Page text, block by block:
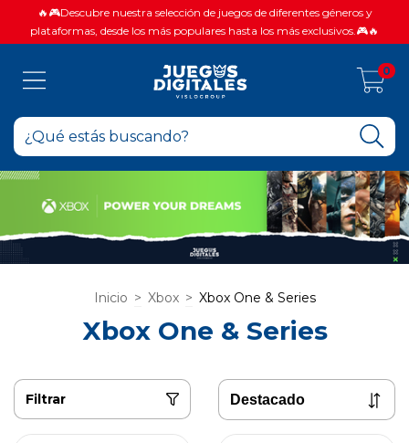
🔥🎮Descubre nuestra selección de juegos de diferentes géneros y
plataformas, desde los más populares hasta los más exclusivos.🎮🔥
0
Inicio > Xbox > Xbox One & Series
Xbox One & Series
Filtrar